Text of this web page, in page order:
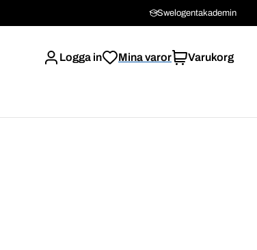
Swelogentakademin
Logga in Mina varor Varukorg